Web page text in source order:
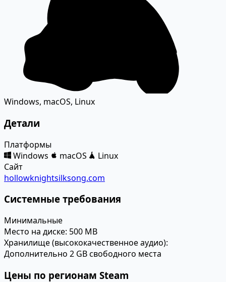
Windows, macOS, Linux
Детали
Платформы
Windows
macOS
Linux
Сайт
hollowknightsilksong.com
Системные требования
Минимальные
Место на диске: 500 MB
Хранилище (высококачественное аудио):
Дополнительно 2 GB свободного места
Цены по регионам Steam